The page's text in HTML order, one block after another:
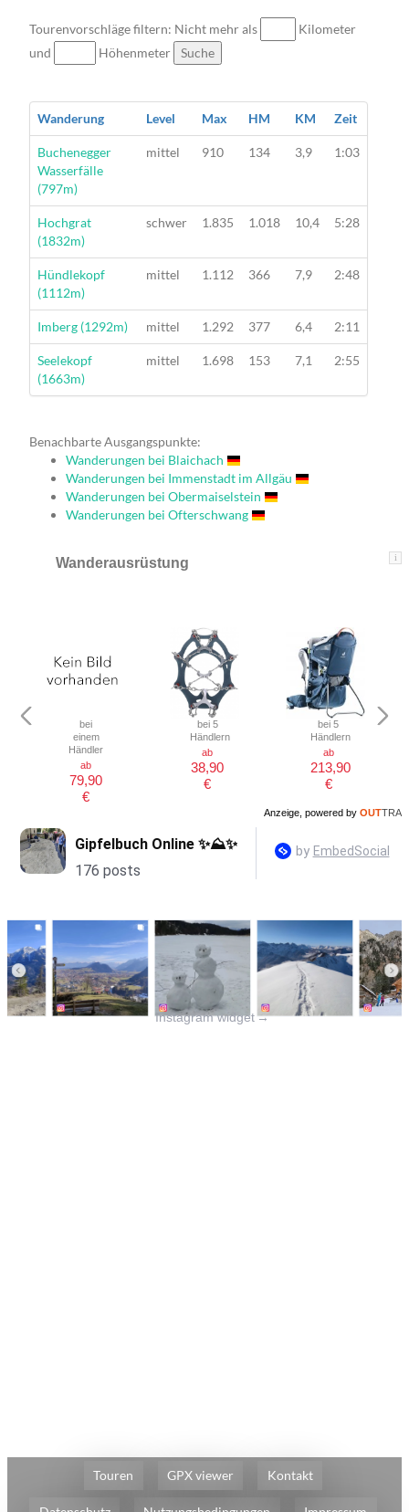
Tourenvorschläge filtern: Nicht mehr als
Kilometer
und
Höhenmeter Suche
Wanderung Level Max HM KM Zeit
Wanderung
Buchenegger
Wasserfälle
(797m)
mittel 910 134 3,9 1:03
Wanderung
Hochgrat
(1832m)
schwer 1.835 1.018 10,4 5:28
Wanderung
Hündlekopf
(1112m)
mittel 1.112 366 7,9 2:48
Wanderung
Imberg (1292m) mittel 1.292 377 6,4 2:11
Wanderung
Seelekopf
(1663m)
mittel 1.698 153 7,1 2:55
Benachbarte Ausgangspunkte:
Wanderungen bei Blaichach
Wanderungen bei Immenstadt im Allgäu
Wanderungen bei Obermaiselstein
Wanderungen bei Ofterschwang
i
Wanderausrüstung
bei
einem
Händler
ab
79,90
€
bei 5
Händlern
ab
38,90
€
bei 5
Händlern
ab
213,90
€
Anzeige, powered by OUTTRA
Instagram widget →
Touren GPX viewer Kontakt